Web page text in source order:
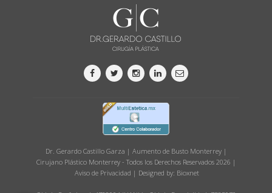
Dr. Gerardo Castillo Garza | Aumento de Busto Monterrey |
Cirujano Plástico Monterrey - Todos los Derechos Reservados 2026 |
Aviso de Privacidad | Designed by: Bioxnet